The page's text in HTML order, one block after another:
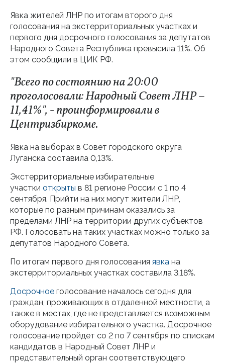
Явка жителей ЛНР по итогам второго дня
голосования на экстерриториальных участках и
первого дня досрочного голосования за депутатов
Народного Совета Республика превысила 11%. Об
этом сообщили в ЦИК РФ.
"Всего по состоянию на 20:00
проголосовали: Народный Совет ЛНР –
11,41%", - проинформировали в
Центризбиркоме.
Явка на выборах в Совет городского округа
Луганска составила 0,13%.
Экстерриториальные избирательные
участки открыты в 81 регионе России с 1 по 4
сентября. Прийти на них могут жители ЛНР,
которые по разным причинам оказались за
пределами ЛНР на территории других субъектов
РФ. Голосовать на таких участках можно только за
депутатов Народного Совета.
По итогам первого дня голосования явка на
экстерриториальных участках составила 3,18%.
Досрочное голосование началось сегодня для
граждан, проживающих в отдаленной местности, а
также в местах, где не представляется возможным
оборудование избирательного участка. Досрочное
голосование пройдет со 2 по 7 сентября по спискам
кандидатов в Народный Совет ЛНР и
представительный орган соответствующего